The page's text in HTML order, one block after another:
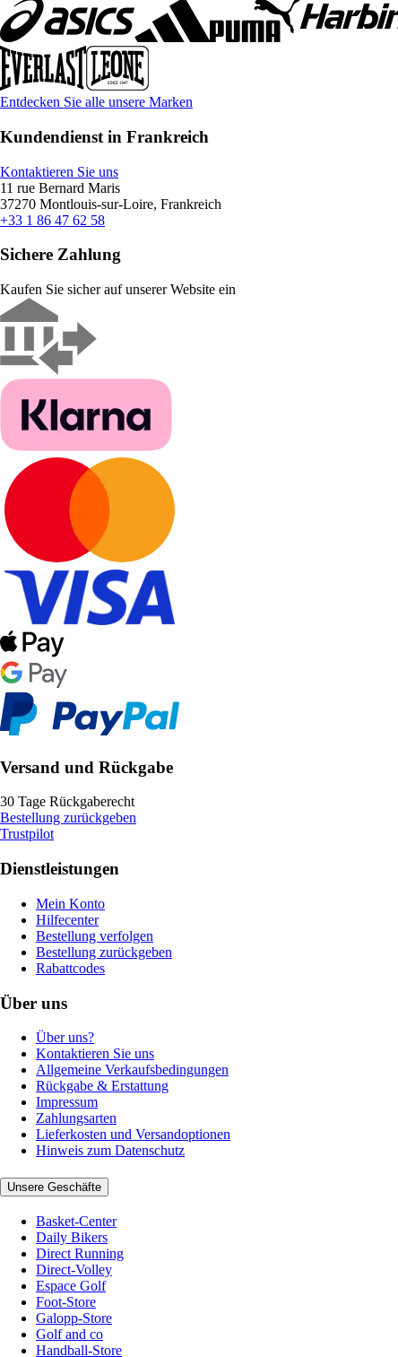
Entdecken Sie alle unsere Marken
Kundendienst in Frankreich
Kontaktieren Sie uns
11 rue Bernard Maris
37270 Montlouis-sur-Loire, Frankreich
+33 1 86 47 62 58
Sichere Zahlung
Kaufen Sie sicher auf unserer Website ein
Versand und Rückgabe
30 Tage Rückgaberecht
Bestellung zurückgeben
Trustpilot
Dienstleistungen
Mein Konto
Hilfecenter
Bestellung verfolgen
Bestellung zurückgeben
Rabattcodes
Über uns
Über uns?
Kontaktieren Sie uns
Allgemeine Verkaufsbedingungen
Rückgabe & Erstattung
Impressum
Zahlungsarten
Lieferkosten und Versandoptionen
Hinweis zum Datenschutz
Unsere Geschäfte
Basket-Center
Daily Bikers
Direct Running
Direct-Volley
Espace Golf
Foot-Store
Galopp-Store
Golf and co
Handball-Store